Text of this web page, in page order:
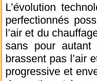
L’évolution
perfectionnés
l’air et du
sans pour
brassent pas l’air
progressive et